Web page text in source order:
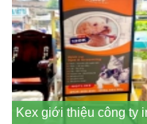
Kex giới thiệu công ty